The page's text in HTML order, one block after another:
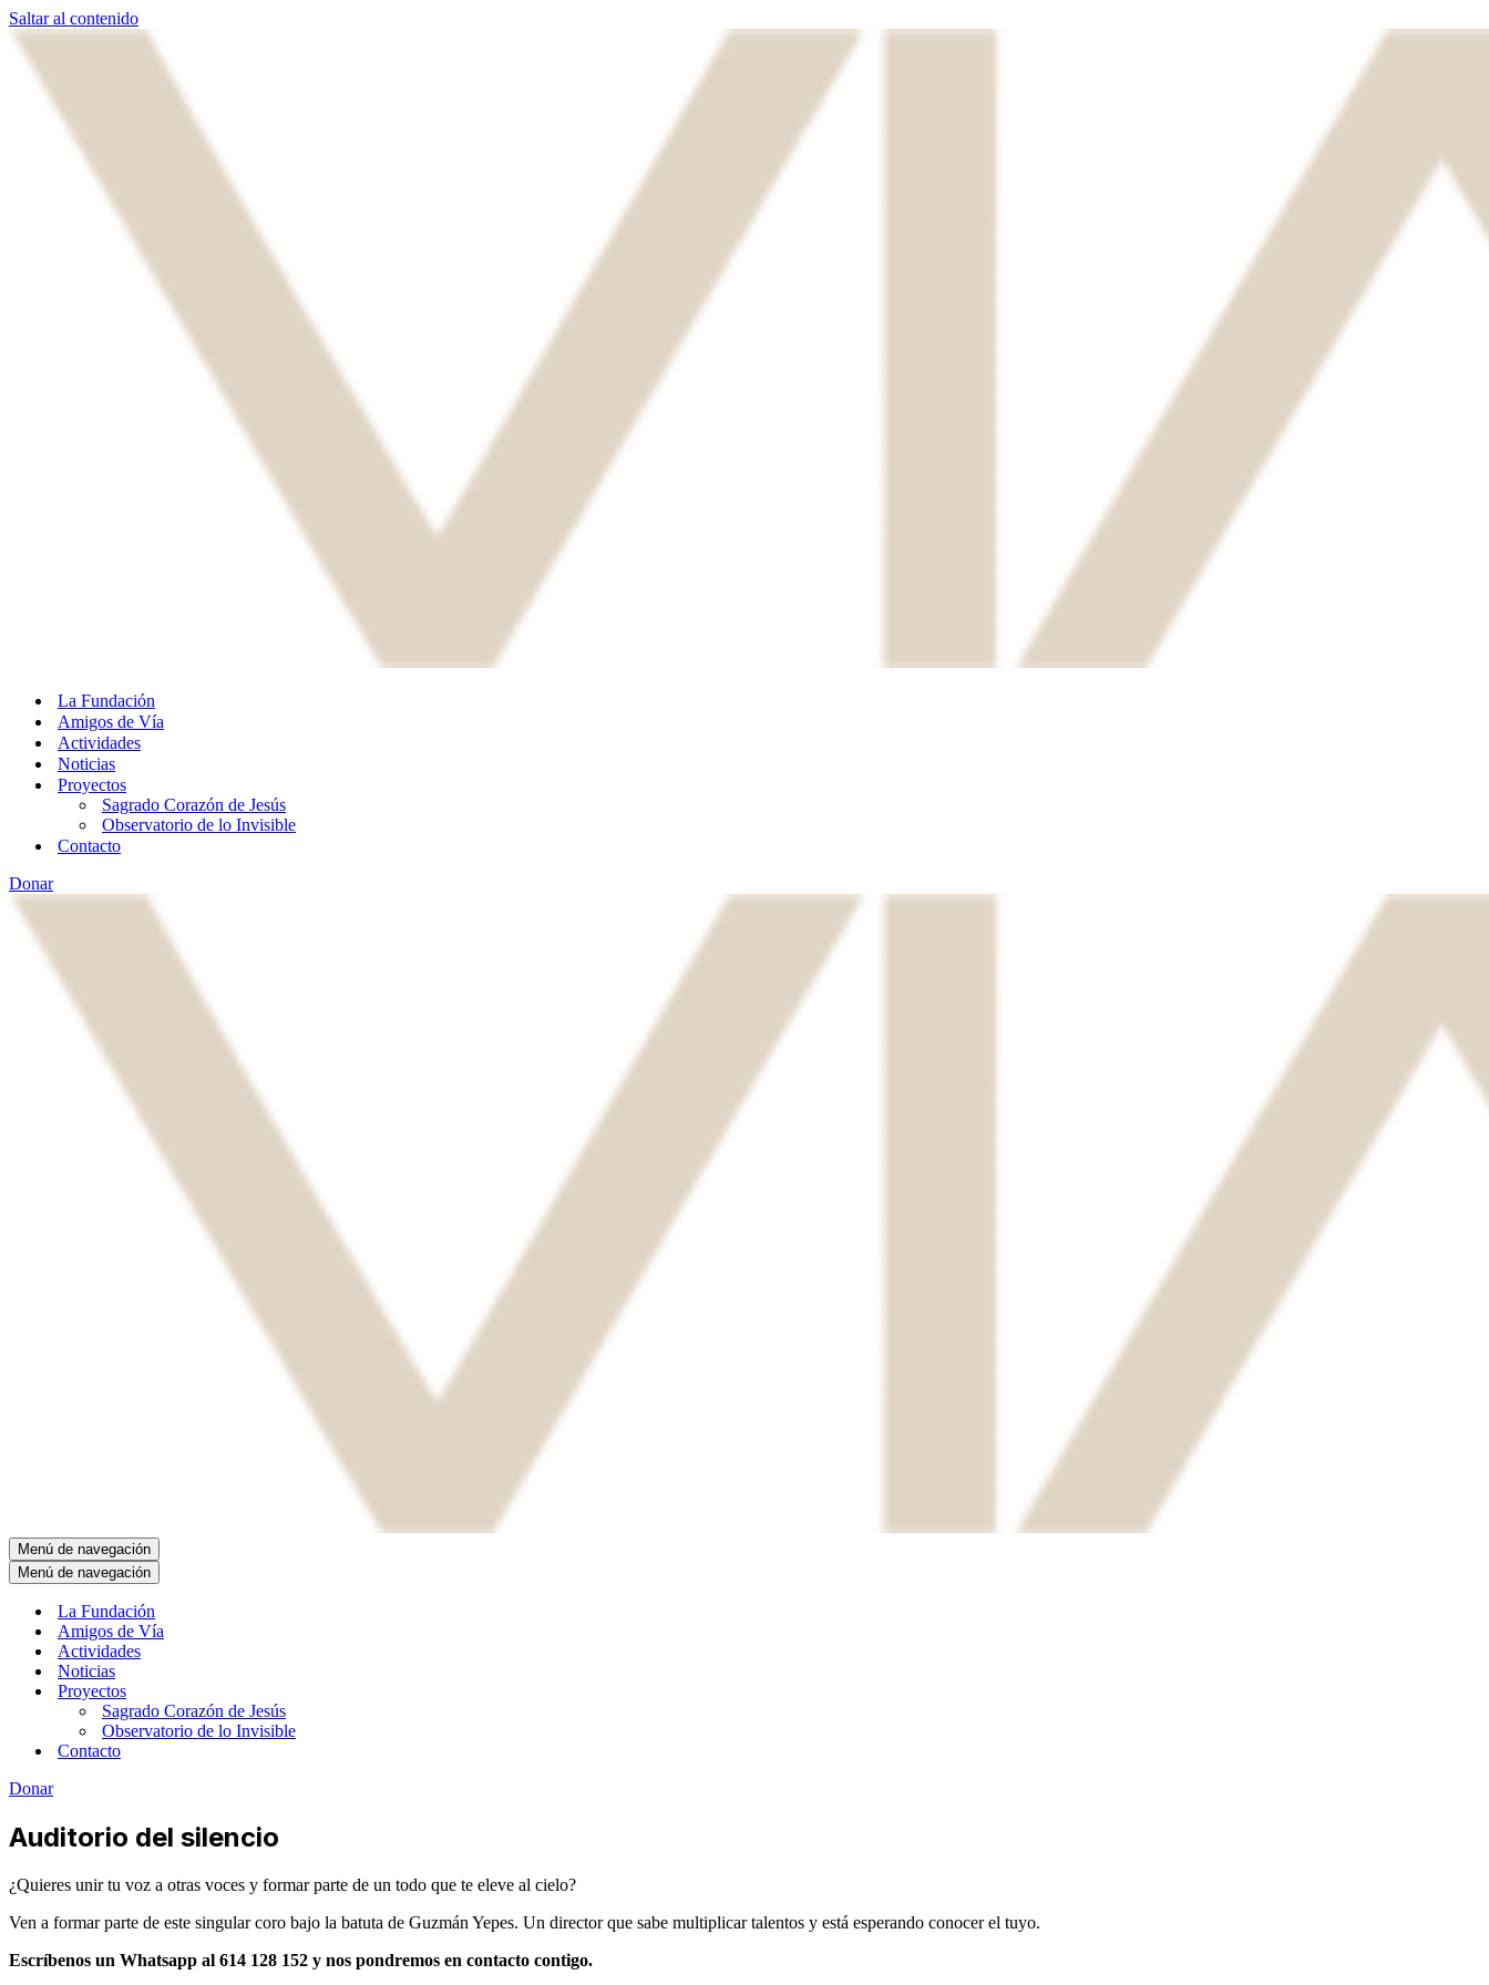
Saltar al contenido
La Fundación
Amigos de Vía
Actividades
Noticias
Proyectos
Sagrado Corazón de Jesús
Observatorio de lo Invisible
Contacto
Donar
Menú de navegación
Menú de navegación
La Fundación
Amigos de Vía
Actividades
Noticias
Proyectos
Sagrado Corazón de Jesús
Observatorio de lo Invisible
Contacto
Donar
Auditorio del silencio
¿Quieres unir tu voz a otras voces y formar parte de un todo que te eleve al cielo?
Ven a formar parte de este singular coro bajo la batuta de Guzmán Yepes. Un director que sabe multiplicar talentos y está esperando conocer el tuyo.
Escríbenos un Whatsapp al 614 128 152 y nos pondremos en contacto contigo.